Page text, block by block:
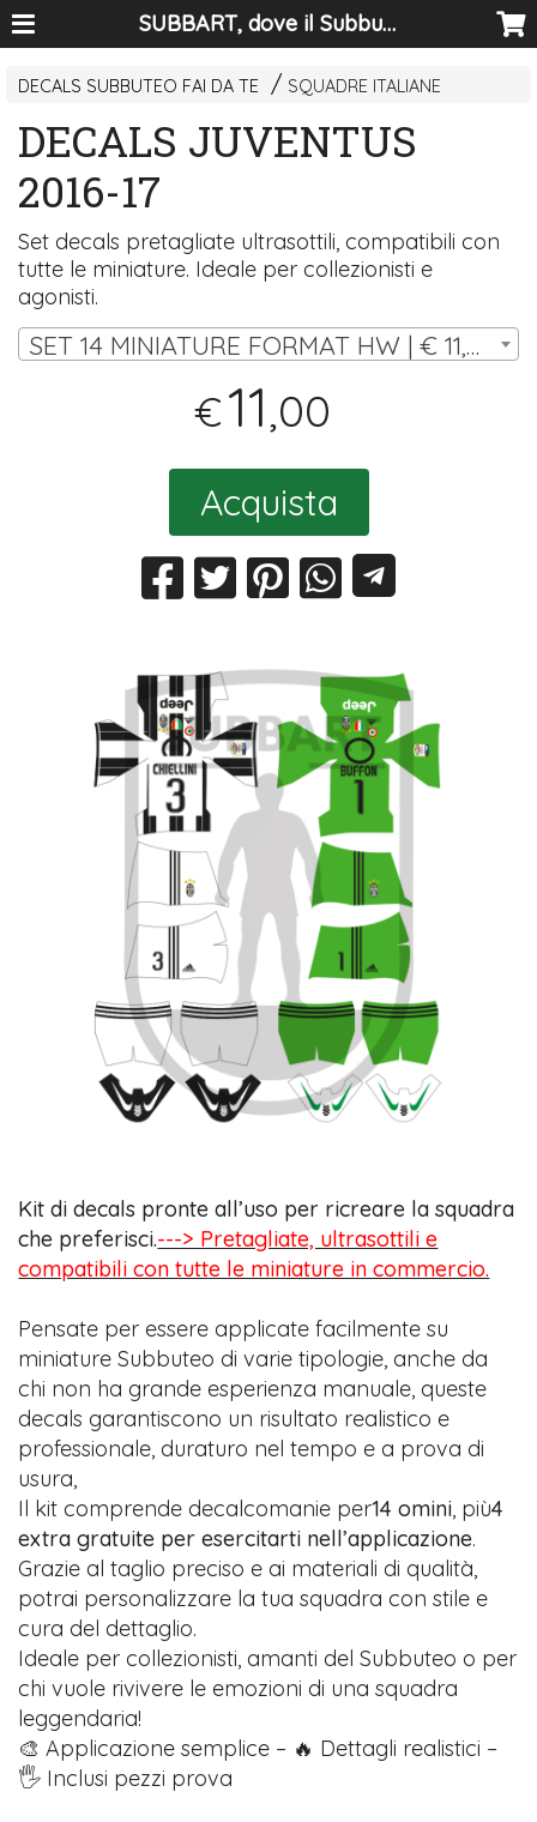
SUBBART, dove il Subbuteo diventa arte
DECALS SUBBUTEO FAI DA TE SQUADRE ITALIANE
DECALS JUVENTUS
2016-17
Set decals pretagliate ultrasottili, compatibili con
tutte le miniature. Ideale per collezionisti e
agonisti.
SET 14 MINIATURE FORMAT HW | € 11,00
€11,00
Acquista
Kit di decals pronte all’uso per ricreare la squadra
che preferisci.---> Pretagliate, ultrasottili e
compatibili con tutte le miniature in commercio.
Pensate per essere applicate facilmente su
miniature Subbuteo di varie tipologie, anche da
chi non ha grande esperienza manuale, queste
decals garantiscono un risultato realistico e
professionale, duraturo nel tempo e a prova di
usura,
Il kit comprende decalcomanie per14 omini, più4
extra gratuite per esercitarti nell’applicazione.
Grazie al taglio preciso e ai materiali di qualità,
potrai personalizzare la tua squadra con stile e
cura del dettaglio.
Ideale per collezionisti, amanti del Subbuteo o per
chi vuole rivivere le emozioni di una squadra
leggendaria!
🎨 Applicazione semplice – 🔥 Dettagli realistici –
🖐️ Inclusi pezzi prova